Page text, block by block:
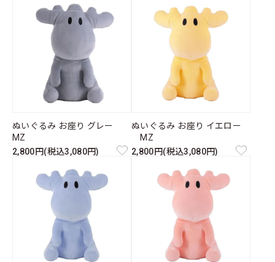
ぬいぐるみ お座り グレー
MZ
2,800円(税込3,080円)
ぬいぐるみ お座り イエロー
MZ
2,800円(税込3,080円)